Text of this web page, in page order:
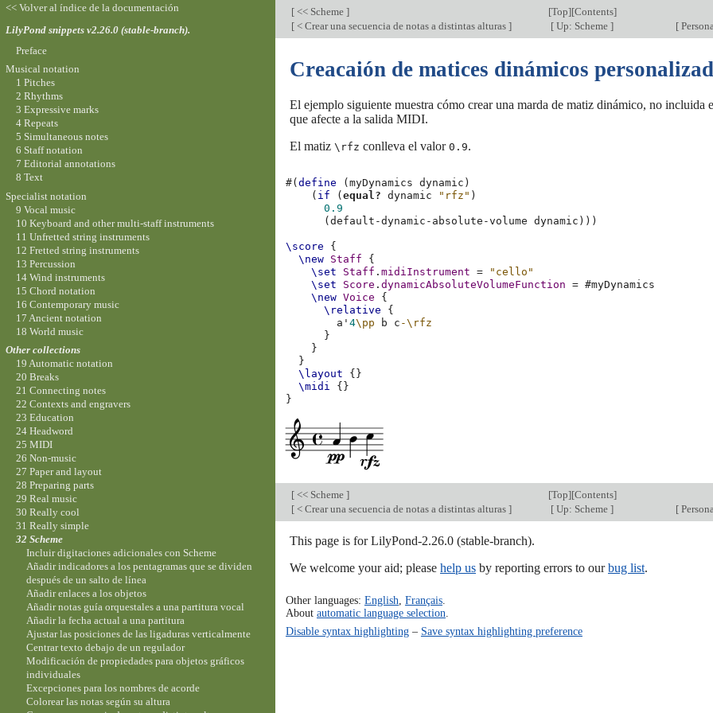
[ << Scheme ] [Top][Contents]
[ < Crear una secuencia de notas a distintas alturas ] [ Up: Scheme ] [
Creacaión de matices dinámicos
El ejemplo siguiente muestra cómo crear una marda de matiz dinámico, no
que afecte a la salida MIDI.
El matiz \rfz conlleva el valor 0.9.
#(define (myDynamics dynamic )
( if (equal? dynamic "rfz" )
0.9
(default-dynamic-absolute-volume dynamic )))
\score
{
\new Staff
{
\set
Staff .midiInstrument =
"cello"
\set
Score .dynamicAbsoluteVolumeFunction = #myDynamics
\new Voice
{
\relative
{
a'4\pp b c -\rfz
}
}
}
\layout
{}
\midi
{}
}
[ << Scheme ] [Top][Contents]
[ < Crear una secuencia de notas a distintas alturas ] [ Up: Scheme ] [
This page is for LilyPond-2.26.0 (stable-branch).
We welcome your aid; please help us by reporting errors to ourbug list.
Other languages: English Français.
About automatic language selection
Disable syntax highlighting– Save syntax highlighting preference
<< Volver al índice de la documentación
LilyPond snippets v2.26.0 (stable-branch).
Preface
Musical notation
1 Pitches
2 Rhythms
3 Expressive marks
4 Repeats
5 Simultaneous notes
6 Staff notation
7 Editorial annotations
8 Text
Specialist notation
9 Vocal music
10 Keyboard and other multi-staff instruments
11 Unfretted string instruments
12 Fretted string instruments
13 Percussion
14 Wind instruments
15 Chord notation
16 Contemporary music
17 Ancient notation
18 World music
Other collections
19 Automatic notation
20 Breaks
21 Connecting notes
22 Contexts and engravers
23 Education
24 Headword
25 MIDI
26 Non-music
27 Paper and layout
28 Preparing parts
29 Real music
30 Really cool
31 Really simple
32 Scheme
Incluir digitaciones adicionales con Scheme
Añadir indicadores a los pentagramas que se dividen
después de un salto de línea
Añadir enlaces a los objetos
Añadir notas guía orquestales a una partitura vocal
Añadir la fecha actual a una partitura
Ajustar las posiciones de las ligaduras verticalmente
Centrar texto debajo de un regulador
Modificación de propiedades para objetos gráficos
individuales
Excepciones para los nombres de acorde
Colorear las notas según su altura